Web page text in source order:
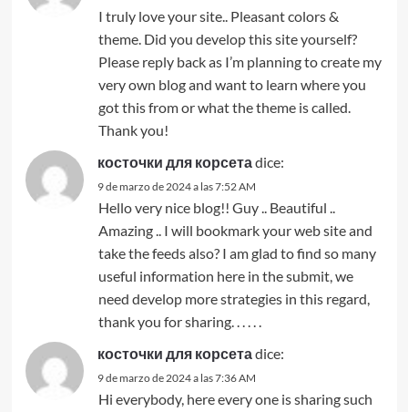
I truly love your site.. Pleasant colors &
theme. Did you develop this site yourself?
Please reply back as I’m planning to create my
very own blog and want to learn where you
got this from or what the theme is called.
Thank you!
косточки для корсетаdice:
9 de marzo de 2024 a las 7:52 AM
Hello very nice blog!! Guy .. Beautiful ..
Amazing .. I will bookmark your web site and
take the feeds also? I am glad to find so many
useful information here in the submit, we
need develop more strategies in this regard,
thank you for sharing. . . . . .
косточки для корсетаdice:
9 de marzo de 2024 a las 7:36 AM
Hi everybody, here every one is sharing such